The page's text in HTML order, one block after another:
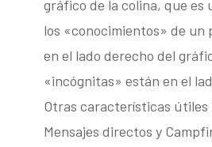
gráfico de la colina, que es
los «conocimientos» de un
en el lado derecho del
«incógnitas» están en el
Otras características útiles
Mensajes directos y